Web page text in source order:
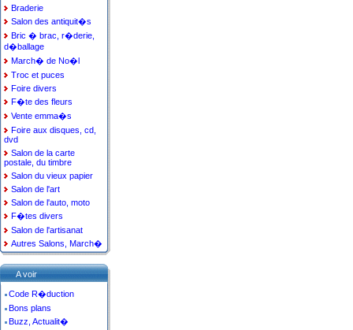
Braderie
Salon des antiquit�s
Bric � brac, r�derie,
d�ballage
March� de No�l
Troc et puces
Foire divers
F�te des fleurs
Vente emma�s
Foire aux disques, cd,
dvd
Salon de la carte
postale, du timbre
Salon du vieux papier
Salon de l'art
Salon de l'auto, moto
F�tes divers
Salon de l'artisanat
Autres Salons, March�
A voir
Code R�duction
Bons plans
Buzz, Actualit�